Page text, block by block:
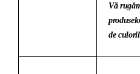
Vă
de